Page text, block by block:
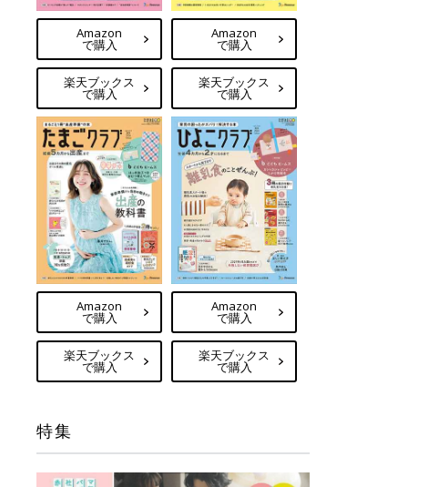
Amazon
で購入
楽天ブックス
で購入
Amazon
で購入
楽天ブックス
で購入
Amazon
で購入
楽天ブックス
で購入
Amazon
で購入
楽天ブックス
で購入
特集